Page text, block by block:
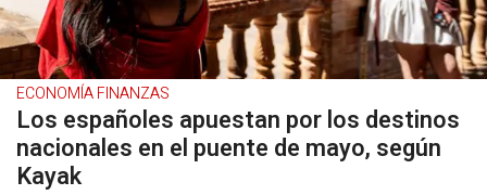
ECONOMÍA FINANZAS
Los españoles apuestan por los destinos
nacionales en el puente de mayo, según
Kayak